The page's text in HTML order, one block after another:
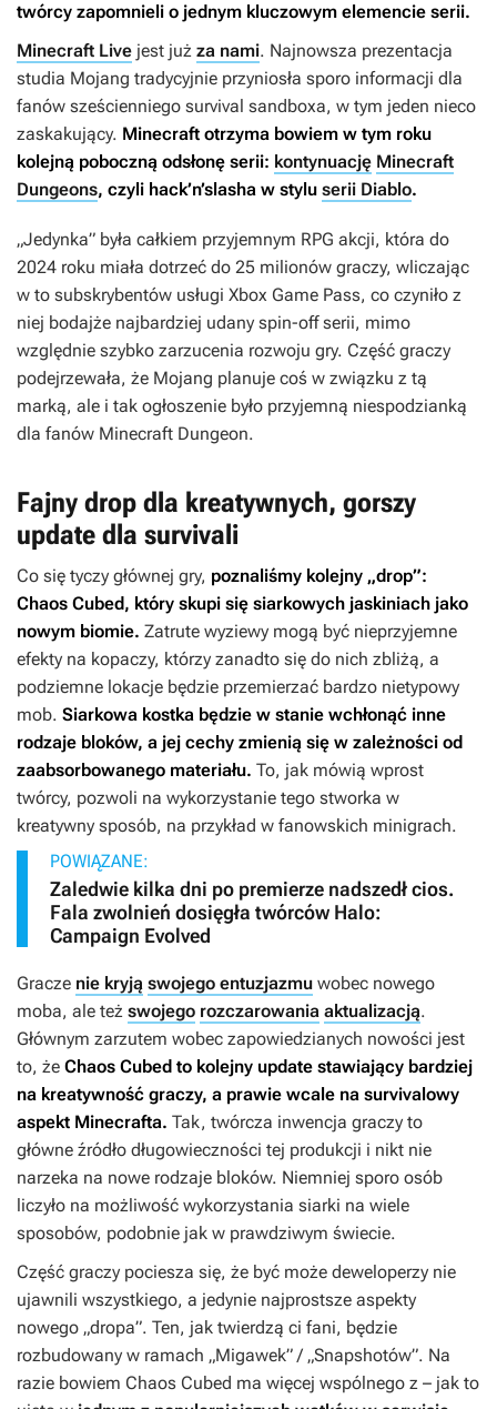
twórcy zapomnieli o jednym kluczowym elemencie serii.
Minecraft Live jest już za nami. Najnowsza prezentacja
studia Mojang tradycyjnie przyniosła sporo informacji dla
fanów sześcienniego survival sandboxa, w tym jeden nieco
zaskakujący. Minecraft otrzyma bowiem w tym roku
kolejną poboczną odsłonę serii: kontynuację Minecraft
Dungeons, czyli hack’n’slasha w stylu serii Diablo.
„Jedynka” była całkiem przyjemnym RPG akcji, która do
2024 roku miała dotrzeć do 25 milionów graczy, wliczając
w to subskrybentów usługi Xbox Game Pass, co czyniło z
niej bodajże najbardziej udany spin-off serii, mimo
względnie szybko zarzucenia rozwoju gry. Część graczy
podejrzewała, że Mojang planuje coś w związku z tą
marką, ale i tak ogłoszenie było przyjemną niespodzianką
dla fanów Minecraft Dungeon.
Fajny drop dla kreatywnych, gorszy
update dla survivali
Co się tyczy głównej gry, poznaliśmy kolejny „drop”:
Chaos Cubed, który skupi się siarkowych jaskiniach jako
nowym biomie. Zatrute wyziewy mogą być nieprzyjemne
efekty na kopaczy, którzy zanadto się do nich zbliżą, a
podziemne lokacje będzie przemierzać bardzo nietypowy
mob. Siarkowa kostka będzie w stanie wchłonąć inne
rodzaje bloków, a jej cechy zmienią się w zależności od
zaabsorbowanego materiału. To, jak mówią wprost
twórcy, pozwoli na wykorzystanie tego stworka w
kreatywny sposób, na przykład w fanowskich minigrach.
POWIĄZANE:
Zaledwie kilka dni po premierze nadszedł cios.
Fala zwolnień dosięgła twórców Halo:
Campaign Evolved
Gracze nie kryją swojego entuzjazmu wobec nowego
moba, ale też swojego rozczarowania aktualizacją.
Głównym zarzutem wobec zapowiedzianych nowości jest
to, że Chaos Cubed to kolejny update stawiający bardziej
na kreatywność graczy, a prawie wcale na survivalowy
aspekt Minecrafta. Tak, twórcza inwencja graczy to
główne źródło długowieczności tej produkcji i nikt nie
narzeka na nowe rodzaje bloków. Niemniej sporo osób
liczyło na możliwość wykorzystania siarki na wiele
sposobów, podobnie jak w prawdziwym świecie.
Część graczy pociesza się, że być może deweloperzy nie
ujawnili wszystkiego, a jedynie najprostsze aspekty
nowego „dropa”. Ten, jak twierdzą ci fani, będzie
rozbudowany w ramach „Migawek” / „Snapshotów”. Na
razie bowiem Chaos Cubed ma więcej wspólnego z – jak to